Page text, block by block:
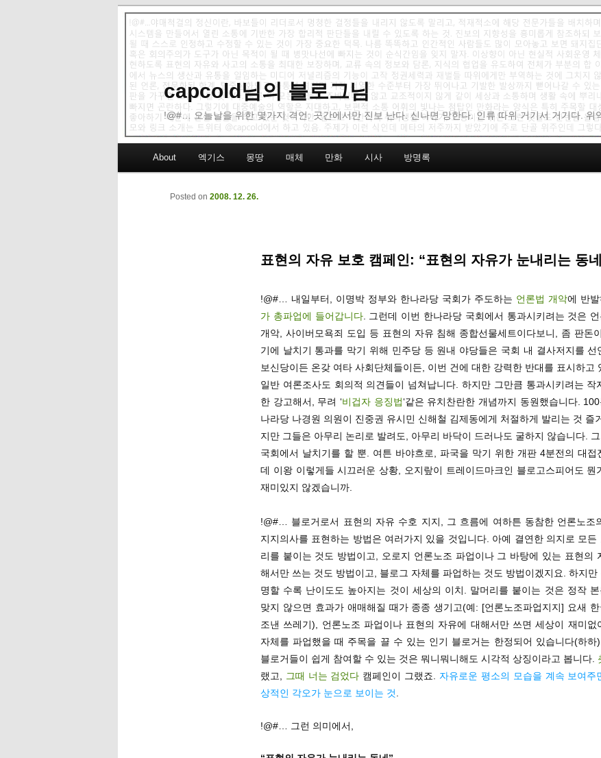
capcold님의 블로그님
!@#… 오늘날을 위한 몇가지 격언: 곳간에서만 진보 난다. 신나면 망한다. 인류 따위 거기서 거기다. 위
Skip to primary content
Skip to secondary content
About 엑기스 몽땅 매체 만화 시사 방명록
표현의 자유 보호 캠페인: “표현의 자유가 눈내리는 동
Posted on 2008. 12. 26.
!@#… 내일부터, 이명박 정부와 한나라당 국회가 주도하는 언론법 개악에 반발
가 총파업에 들어갑니다. 그런데 이번 한나라당 국회에서 통과시키려는 것은
개악, 사이버모욕죄 도입 등 표현의 자유 침해 종합선물세트이다보니, 좀 판돈
기에 날치기 통과를 막기 위해 민주당 등 원내 야당들은 국회 내 결사저지를 선
보신당이든 온갖 여타 사회단체들이든, 이번 건에 대한 강력한 반대를 표시하고
일반 여론조사도 회의적 의견들이 넘쳐납니다. 하지만 그만큼 통과시키려는 작
한 강고해서, 무려 ‘비겁자 응징법‘같은 유치찬란한 개념까지 동원했습니다.
나라당 나경원 의원이 진중권 유시민 신해철 김제동에게 처절하게 발리는 것 즐
지만 그들은 아무리 논리로 발려도, 아무리 바닥이 드러나도 굴하지 않습니다.
국회에서 날치기를 할 뿐. 여튼 바야흐로, 파국을 막기 위한 개판 4분전의 대접
데 이왕 이렇게들 시끄러운 상황, 오지랖이 트레이드마크인 블로고스피어도 뭔
재미있지 않겠습니까.
!@#… 블로거로서 표현의 자유 수호 지지, 그 흐름에 여하튼 동참한 언론노조
지지의사를 표현하는 방법은 여러가지 있을 것입니다. 아예 결연한 의지로 모든
리를 붙이는 것도 방법이고, 오로지 언론노조 파업이나 그 바탕에 있는 표현의
해서만 쓰는 것도 방법이고, 블로그 자체를 파업하는 것도 방법이겠지요. 하지만
명할 수록 난이도도 높아지는 것이 세상의 이치. 말머리를 붙이는 것은 정작 본
맞지 않으면 효과가 애매해질 때가 종종 생기고(예: [언론노조파업지지] 요새
조낸 쓰레기), 언론노조 파업이나 표현의 자유에 대해서만 쓰면 세상이 재미없
자체를 파업했을 때 주목을 끌 수 있는 인기 블로거는 한정되어 있습니다(하하
블로거들이 쉽게 참여할 수 있는 것은 뭐니뭐니해도 시각적 상징이라고 봅니다.
랬고,
그때 너는 검었다 캠페인이 그랬죠. 자유로운 평소의 모습을 계속 보여주
상적인 각오가 눈으로 보이는 것
!@#… 그런 의미에서,